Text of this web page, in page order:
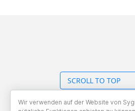
SCROLL TO TOP
BACK TO OVERVIEW
Wir verwenden auf der Website von